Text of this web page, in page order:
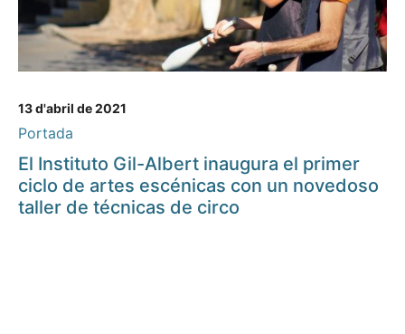
13 d'abril de 2021
Portada
El Instituto Gil-Albert inaugura el primer
ciclo de artes escénicas con un novedoso
taller de técnicas de circo